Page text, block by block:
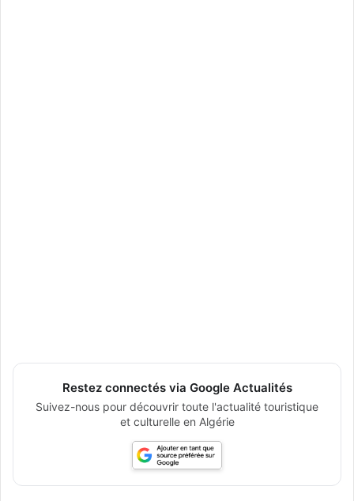
Restez connectés via Google Actualités
Suivez-nous pour découvrir toute l'actualité touristique
et culturelle en Algérie